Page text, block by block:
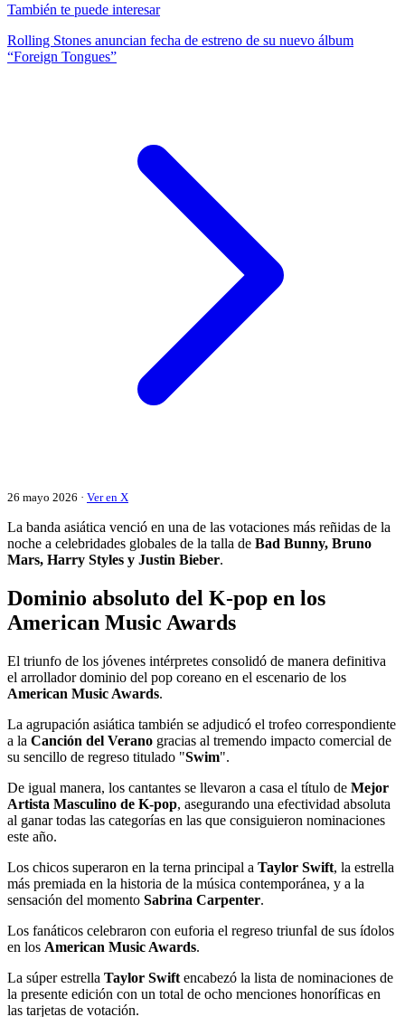
También te puede interesar
Rolling Stones anuncian fecha de estreno de su nuevo álbum
“Foreign Tongues”
26 mayo 2026 · Ver en X
La banda asiática venció en una de las votaciones más reñidas de la
noche a celebridades globales de la talla de Bad Bunny, Bruno
Mars, Harry Styles y Justin Bieber.
Dominio absoluto del K-pop en los
American Music Awards
El triunfo de los jóvenes intérpretes consolidó de manera definitiva
el arrollador dominio del pop coreano en el escenario de los
American Music Awards.
La agrupación asiática también se adjudicó el trofeo correspondiente
a la Canción del Verano gracias al tremendo impacto comercial de
su sencillo de regreso titulado "Swim".
De igual manera, los cantantes se llevaron a casa el título de Mejor
Artista Masculino de K-pop, asegurando una efectividad absoluta
al ganar todas las categorías en las que consiguieron nominaciones
este año.
Los chicos superaron en la terna principal a Taylor Swift, la estrella
más premiada en la historia de la música contemporánea, y a la
sensación del momento Sabrina Carpenter.
Los fanáticos celebraron con euforia el regreso triunfal de sus ídolos
en los American Music Awards.
La súper estrella Taylor Swift encabezó la lista de nominaciones de
la presente edición con un total de ocho menciones honoríficas en
las tarjetas de votación.